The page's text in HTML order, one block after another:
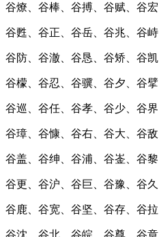
谷燎、谷棒、谷搏、谷赋、谷宏
谷甦、谷正、谷岳、谷兆、谷峙
谷防、谷澈、谷恳、谷矫、谷凯
谷檬、谷忍、谷骥、谷夕、谷擘
谷巡、谷任、谷孝、谷少、谷界
谷璋、谷慷、谷右、谷大、谷敌
谷盖、谷绅、谷浦、谷崟、谷黎
谷更、谷沪、谷巨、谷豫、谷久
谷鹿、谷宽、谷坚、谷存、谷拉
谷沈、谷北、谷皖、谷尊、谷章